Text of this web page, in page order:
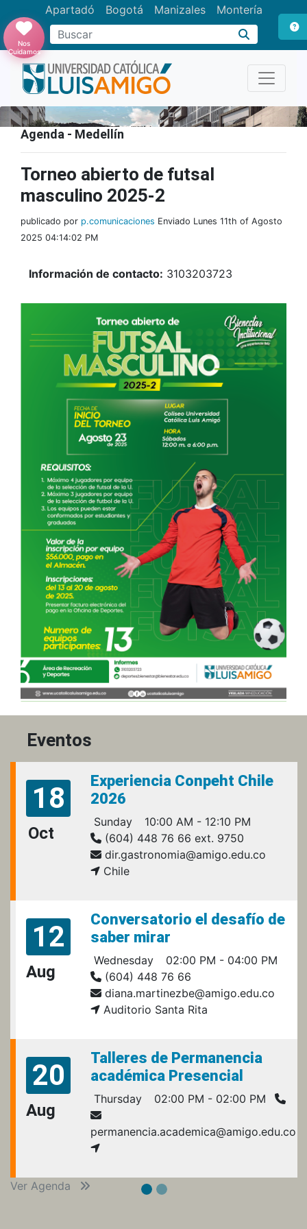
Apartadó Bogotá Manizales Montería
Buscar
Nos
Cuidamos
Agenda - Medellín
Torneo abierto de futsal
masculino 2025-2
publicado por p.comunicaciones Enviado Lunes 11th of Agosto
2025 04:14:02 PM
Información de contacto: 3103203723
Eventos
18
Oct
Experiencia Conpeht Chile
2026
Sunday
10:00 AM - 12:10 PM
(604) 448 76 66 ext. 9750
dir.gastronomia@amigo.edu.co
Chile
12
Aug
Conversatorio el desafío de
saber mirar
Wednesday
02:00 PM - 04:00 PM
(604) 448 76 66
diana.martinezbe@amigo.edu.co
Auditorio Santa Rita
20
Aug
Talleres de Permanencia
académica Presencial
Thursday 02:00 PM - 02:00 PM
permanencia.academica@amigo.edu.co
Ver Agenda